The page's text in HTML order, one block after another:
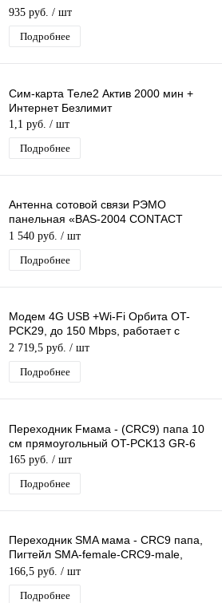
935 руб. / шт
Подробнее
Сим-карта Теле2 Актив 2000 мин +
Интернет Безлимит
1,1 руб. / шт
Подробнее
Антенна сотовой связи РЭМО
панельная «BAS-2004 CONTACT
MIMO» (CRC9)
1 540 руб. / шт
Подробнее
Модем 4G USB +Wi-Fi Орбита OT-
PCK29, до 150 Mbps, работает с
любыми операторами без
прописывания
2 719,5 руб. / шт
Подробнее
Переходник Fмама - (CRC9) папа 10
см прямоугольный OT-PCK13 GR-6
165 руб. / шт
Подробнее
Переходник SMA мама - CRC9 папа,
Пигтейл SMA-female-CRC9-male,
Адаптер для соединения 3G/4G
антенны
166,5 руб. / шт
Подробнее